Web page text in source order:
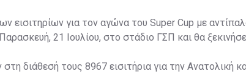
εισιτηρίων για τον αγώνα του Super Cup με
21 Ιουλίου, στο στάδιο ΓΣΠ και θα
διάθεσή τους 8967 εισιτήρια για την Ανατολική